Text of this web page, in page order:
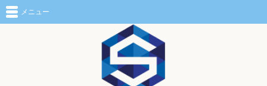
メニュー